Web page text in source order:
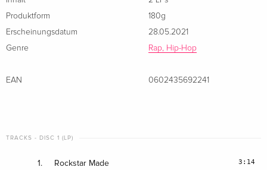
Produktform
180g
Erscheinungsdatum
28.05.2021
Genre
Rap, Hip-Hop
EAN 0602435692241
TRACKS - DISC 1 (LP)
1. Rockstar Made 3:14